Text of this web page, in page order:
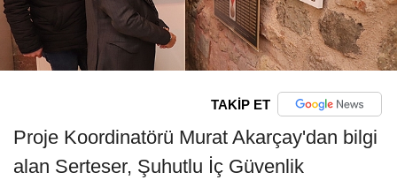
TAKİP ET
Proje Koordinatörü Murat Akarçay'dan bilgi
alan Serteser, Şuhutlu İç Güvenlik